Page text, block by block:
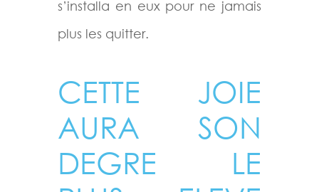
s’installa en eux pour ne jamais
plus les quitter.
CETTE JOIE
AURA SON
DEGRE LE